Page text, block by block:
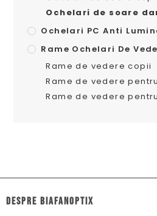
Ochelari de soare
Ochelari PC Anti
Rame Ochelari De
Rame de vedere copii
Rame de vedere
Rame de vedere
dESPRE biafanoptix